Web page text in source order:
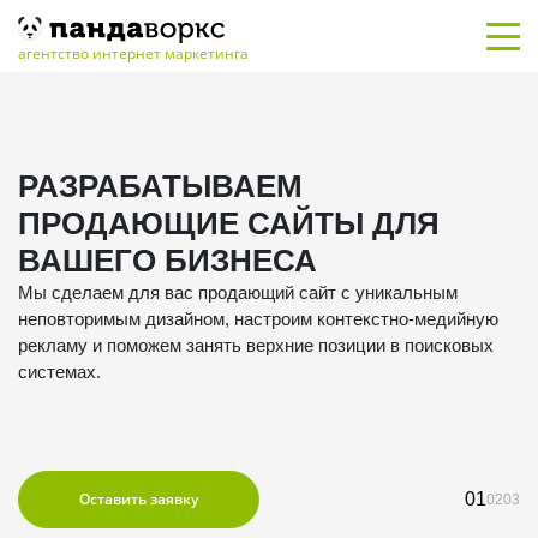
агентство интернет маркетинга
РАЗРАБАТЫВАЕМ
ПРОДАЮЩИЕ САЙТЫ ДЛЯ
ВАШЕГО БИЗНЕСА
Мы сделаем для вас продающий сайт с уникальным
неповторимым дизайном, настроим контекстно-медийную
рекламу и поможем занять верхние позиции в поисковых
системах.
Оставить заявку 010203